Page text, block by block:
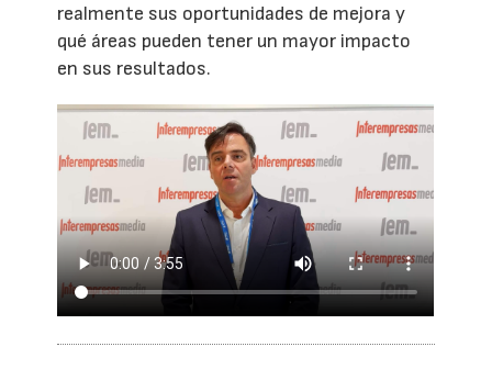
realmente sus oportunidades de mejora y
qué áreas pueden tener un mayor impacto
en sus resultados.